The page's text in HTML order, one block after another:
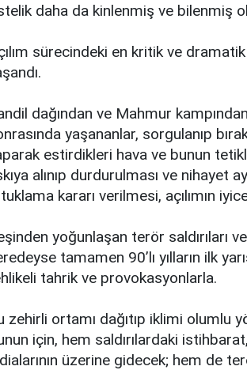
daha da kinlenmiş ve bilenmiş
sürecindeki en kritik ve
dağından ve Mahmur
yaşananlar, sorgulanıp
estirdikleri hava ve bunun
alınıp durdurulması ve nihayet
kararı verilmesi, açılımın
yoğunlaşan terör saldırıları
tamamen 90’lı yılların ilk
tahrik ve provokasyonlarla.
zehirli ortamı dağıtıp iklimi olumlu
için, hem saldırılardaki
üzerine gidecek; hem de